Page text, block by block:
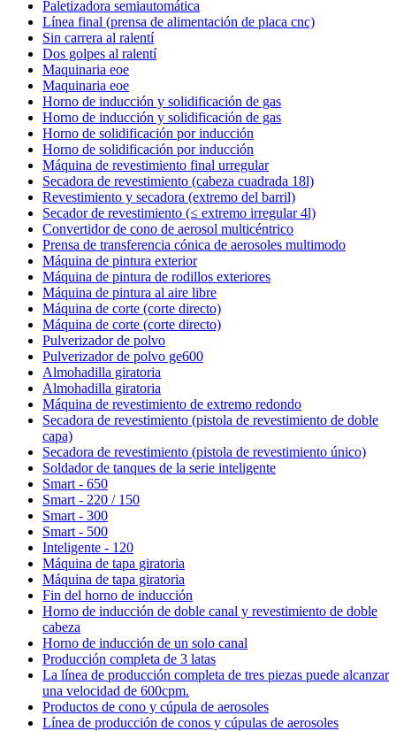
Paletizadora semiautomática
Línea final (prensa de alimentación de placa cnc)
Sin carrera al ralentí
Dos golpes al ralentí
Maquinaria eoe
Maquinaria eoe
Horno de inducción y solidificación de gas
Horno de inducción y solidificación de gas
Horno de solidificación por inducción
Horno de solidificación por inducción
Máquina de revestimiento final urregular
Secadora de revestimiento (cabeza cuadrada 18l)
Revestimiento y secadora (extremo del barril)
Secador de revestimiento (≤ extremo irregular 4l)
Convertidor de cono de aerosol multicéntrico
Prensa de transferencia cónica de aerosoles multimodo
Máquina de pintura exterior
Máquina de pintura de rodillos exteriores
Máquina de pintura al aire libre
Máquina de corte (corte directo)
Máquina de corte (corte directo)
Pulverizador de polvo
Pulverizador de polvo ge600
Almohadilla giratoria
Almohadilla giratoria
Máquina de revestimiento de extremo redondo
Secadora de revestimiento (pistola de revestimiento de doble
capa)
Secadora de revestimiento (pistola de revestimiento único)
Soldador de tanques de la serie inteligente
Smart - 650
Smart - 220 / 150
Smart - 300
Smart - 500
Inteligente - 120
Máquina de tapa giratoria
Máquina de tapa giratoria
Fin del horno de inducción
Horno de inducción de doble canal y revestimiento de doble
cabeza
Horno de inducción de un solo canal
Producción completa de 3 latas
La línea de producción completa de tres piezas puede alcanzar
una velocidad de 600cpm.
Productos de cono y cúpula de aerosoles
Línea de producción de conos y cúpulas de aerosoles